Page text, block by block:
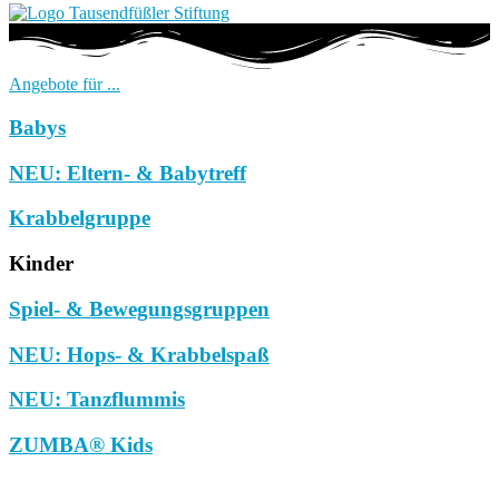
Angebote für ...
Babys
NEU: Eltern- & Babytreff
Krabbelgruppe
Kinder
Spiel- & Bewegungsgruppen
NEU: Hops- & Krabbelspaß
NEU: Tanzflummis
ZUMBA® Kids